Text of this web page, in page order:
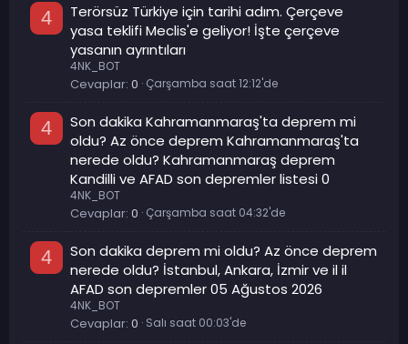
4
Terörsüz Türkiye için tarihi adım. Çerçeve
yasa teklifi Meclis'e geliyor! İşte çerçeve
yasanın ayrıntıları
4NK_BOT
Cevaplar 0 Çarşamba saat 12:12'de
4
Son dakika Kahramanmaraş'ta deprem mi
oldu? Az önce deprem Kahramanmaraş'ta
nerede oldu? Kahramanmaraş deprem
Kandilli ve AFAD son depremler listesi 0
4NK_BOT
Cevaplar 0 Çarşamba saat 04:32'de
4
Son dakika deprem mi oldu? Az önce deprem
nerede oldu? İstanbul, Ankara, İzmir ve il il
AFAD son depremler 05 Ağustos 2026
4NK_BOT
Cevaplar 0 Salı saat 00:03'de